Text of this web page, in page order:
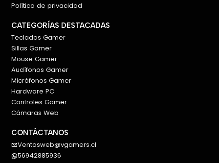
Política de privacidad
CATEGORÍAS DESTACADAS
Teclados Gamer
Sillas Gamer
Mouse Gamer
Audífonos Gamer
Micrófonos Gamer
Hardware PC
Controles Gamer
Cámaras Web
CONTÁCTANOS
Ventasweb@vgamers.cl
56942885936